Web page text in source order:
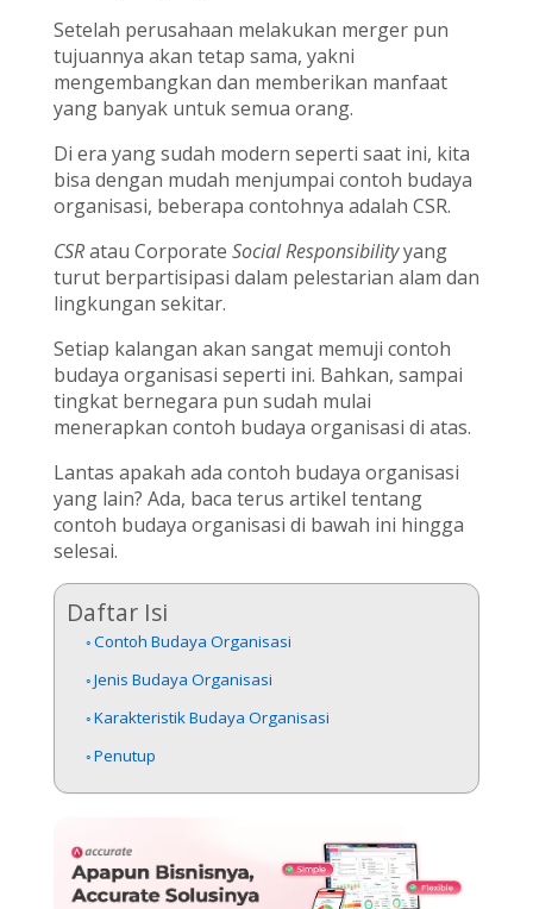
Setelah perusahaan melakukan merger pun
tujuannya akan tetap sama, yakni
mengembangkan dan memberikan manfaat
yang banyak untuk semua orang.
Di era yang sudah modern seperti saat ini, kita
bisa dengan mudah menjumpai contoh budaya
organisasi, beberapa contohnya adalah CSR.
CSRatau Corporate Social Responsibilityyang
turut berpartisipasi dalam pelestarian alam dan
lingkungan sekitar.
Setiap kalangan akan sangat memuji contoh
budaya organisasi seperti ini. Bahkan, sampai
tingkat bernegara pun sudah mulai
menerapkan contoh budaya organisasi di atas.
Lantas apakah ada contoh budaya organisasi
yang lain? Ada, baca terus artikel tentang
contoh budaya organisasi di bawah ini hingga
selesai.
Daftar Isi
Contoh Budaya Organisasi
Jenis Budaya Organisasi
Karakteristik Budaya Organisasi
Penutup